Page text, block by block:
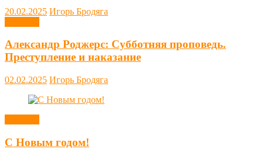
20.02.2025 Игорь Бродяга
Александр Роджерс: Субботняя проповедь.
Преступление и наказание
02.02.2025 Игорь Бродяга
С Новым годом!